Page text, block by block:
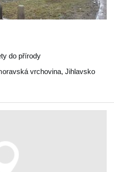
do přírody
vrchovina, Jihlavsko